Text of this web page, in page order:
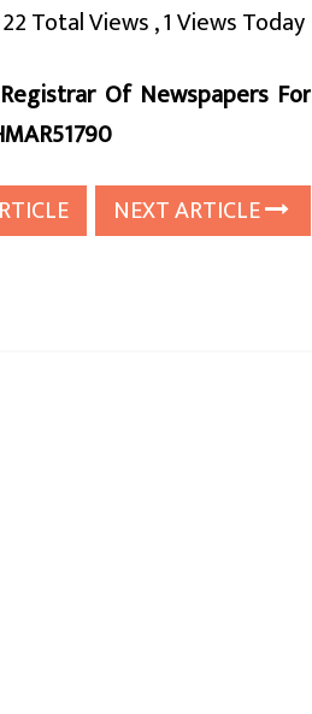
22 Total Views, 1 Views Today
Of Newspapers For
NEXT ARTICLE